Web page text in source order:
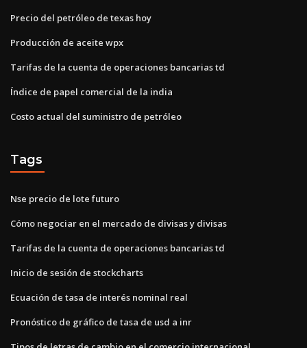
Precio del petróleo de texas hoy
Producción de aceite wpx
Tarifas de la cuenta de operaciones bancarias td
Índice de papel comercial de la india
Costo actual del suministro de petróleo
Tags
Nse precio de lote futuro
Cómo negociar en el mercado de divisas y divisas
Tarifas de la cuenta de operaciones bancarias td
Inicio de sesión de stockcharts
Ecuación de tasa de interés nominal real
Pronóstico de gráfico de tasa de usd a inr